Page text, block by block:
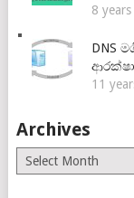
8
DNS
11
Archives
Archives